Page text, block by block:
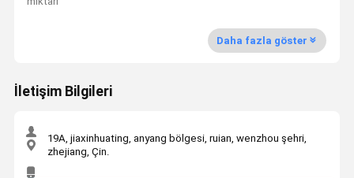
Daha fazla göster
İletişim Bilgileri
19A, jiaxinhuating, anyang bölgesi, ruian, wenzhou şehri,
zhejiang, Çin.